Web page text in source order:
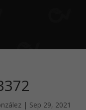
| Sep 29, 2021